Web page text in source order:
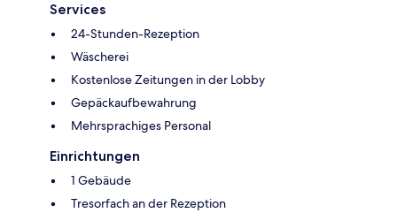
Services
24-Stunden-Rezeption
Wäscherei
Kostenlose Zeitungen in der Lobby
Gepäckaufbewahrung
Mehrsprachiges Personal
Einrichtungen
1 Gebäude
Tresorfach an der Rezeption